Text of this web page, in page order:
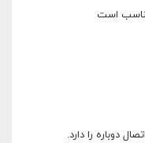
دوباره را دارد.